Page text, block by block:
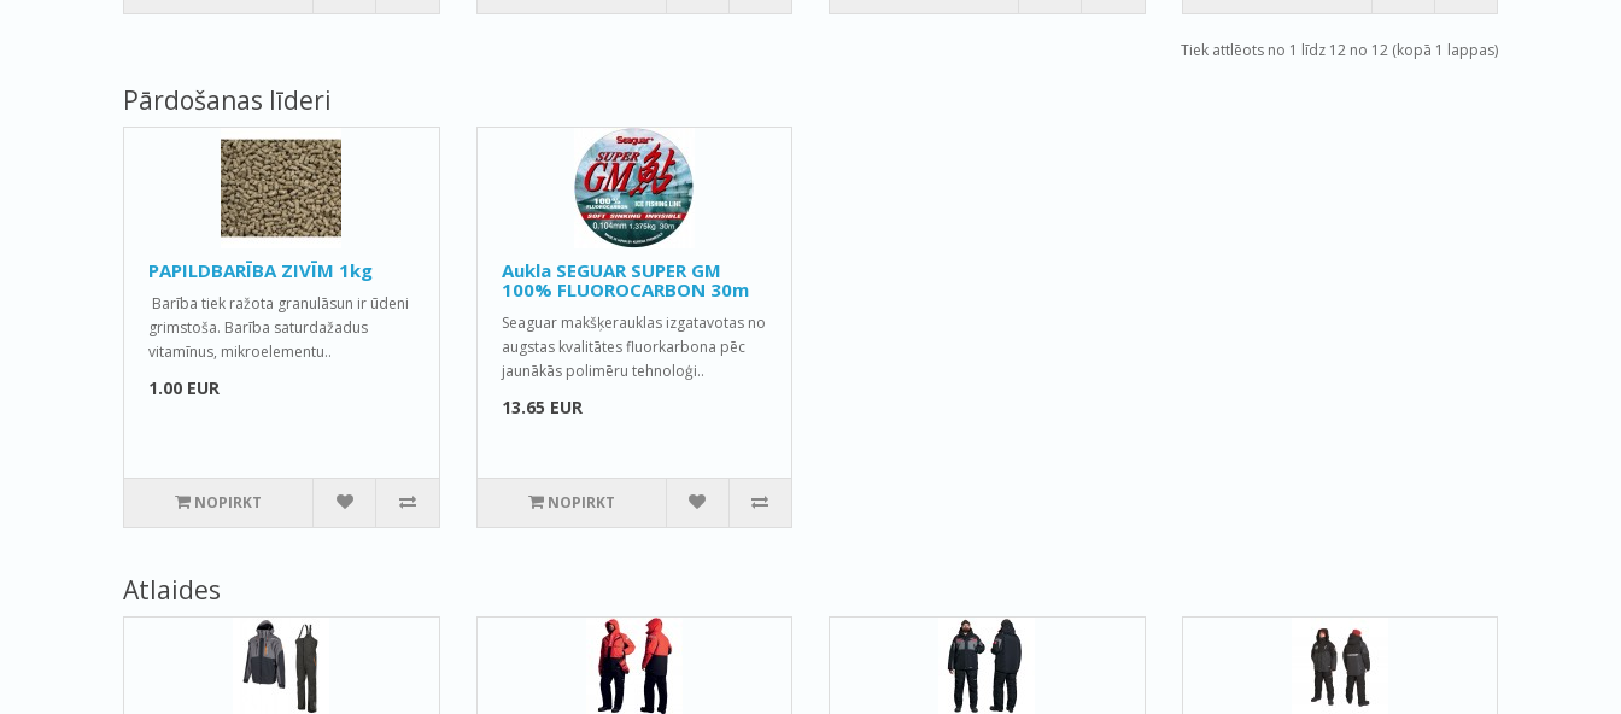
Tiek attlēots no 1 līdz 12 no 12 (kopā 1 lappas)
Pārdošanas līderi
PAPILDBARĪBA ZIVĪM 1kg
Barība tiek ražota granulāsun ir ūdeni
grimstoša. Barība saturdažadus
vitamīnus, mikroelementu..
1.00 EUR
NOPIRKT
Aukla SEGUAR SUPER GM
100% FLUOROCARBON 30m
Seaguar makšķerauklas izgatavotas no
augstas kvalitātes fluorkarbona pēc
jaunākās polimēru tehnoloģi..
13.65 EUR
NOPIRKT
Atlaides